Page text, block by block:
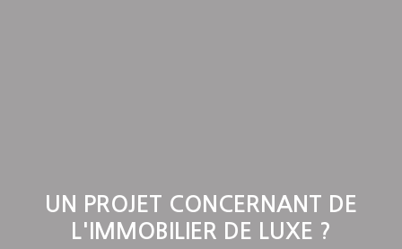
UN PROJET CONCERNANT DE
L'IMMOBILIER DE LUXE ?